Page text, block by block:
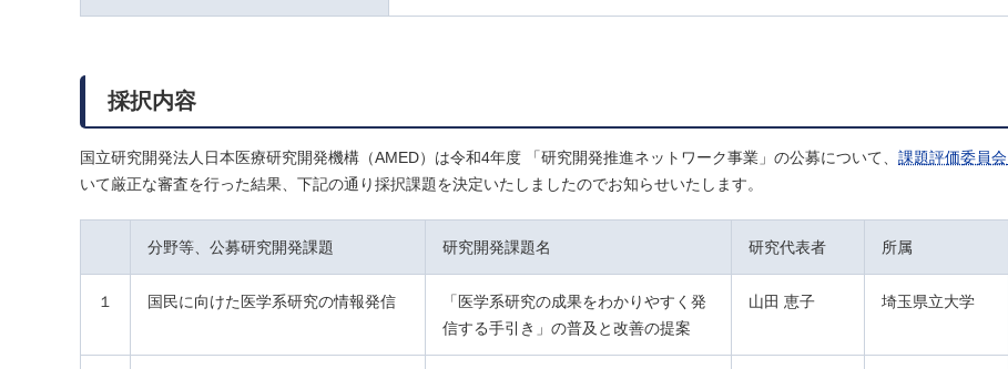
採択内容
国立研究開発法人日本医療研究開発機構（AMED）は令和4年度 「研究開発推進ネットワーク事業」の公募について、 課題評価委員会
いて厳正な審査を行った結果、下記の通り採択課題を決定いたしましたのでお知らせいたします。
分野等、公募研究開発課題 研究開発課題名 研究代表者 所属
１ 国民に向けた医学系研究の情報発信
「医学系研究の成果をわかりやすく発
信する手引き」の普及と改善の提案
山田 恵子 埼玉県立大学